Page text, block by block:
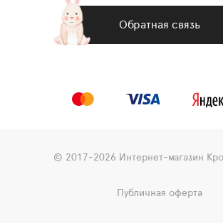
Обратная связь
© 2017-2026 Интернет-магазин
Публичная оферта